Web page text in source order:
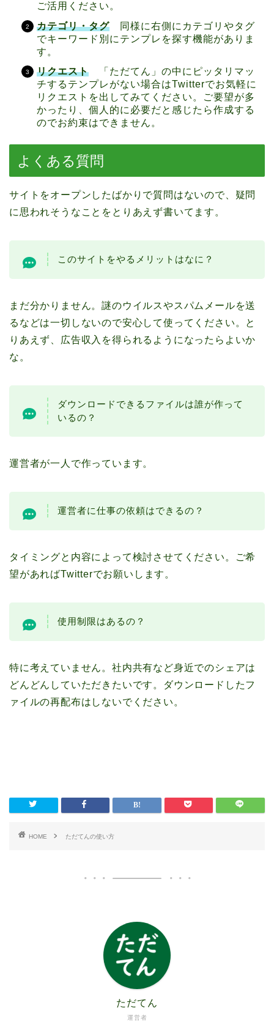
ご活用ください。
カテゴリ・タグ 同様に右側にカテゴリやタグ
でキーワード別にテンプレを探す機能がありま
す。
リクエスト 「ただてん」の中にピッタリマッ
チするテンプレがない場合はTwitterでお気軽に
リクエストを出してみてください。ご要望が多
かったり、個人的に必要だと感じたら作成する
のでお約束はできません。
よくある質問
サイトをオープンしたばかりで質問はないので、疑問
に思われそうなことをとりあえず書いてます。
このサイトをやるメリットはなに？
まだ分かりません。謎のウイルスやスパムメールを送
るなどは一切しないので安心して使ってください。と
りあえず、広告収入を得られるようになったらよいか
な。
ダウンロードできるファイルは誰が作って
いるの？
運営者が一人で作っています。
運営者に仕事の依頼はできるの？
タイミングと内容によって検討させてください。ご希
望があればTwitterでお願いします。
使用制限はあるの？
特に考えていません。社内共有など身近でのシェアは
どんどんしていただきたいです。ダウンロードしたフ
ァイルの再配布はしないでください。
HOME ただてんの使い方
運営者
ただてん